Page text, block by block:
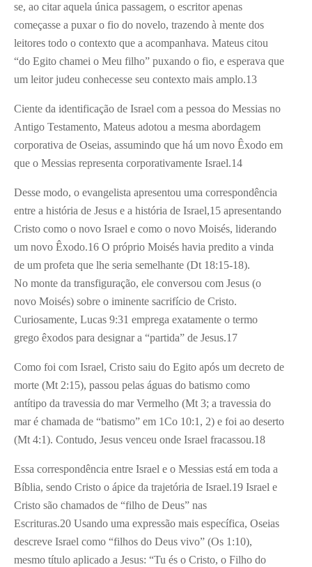
se, ao citar aquela única passagem, o escritor apenas
começasse a puxar o fio do novelo, trazendo à mente dos
leitores todo o contexto que a acompanhava. Mateus citou
“do Egito chamei o Meu filho” puxando o fio, e esperava que
um leitor judeu conhecesse seu contexto mais amplo.13
Ciente da identificação de Israel com a pessoa do Messias no
Antigo Testamento, Mateus adotou a mesma abordagem
corporativa de Oseias, assumindo que há um novo Êxodo em
que o Messias representa corporativamente Israel.14
Desse modo, o evangelista apresentou uma correspondência
entre a história de Jesus e a história de Israel,15 apresentando
Cristo como o novo Israel e como o novo Moisés, liderando
um novo Êxodo.16 O próprio Moisés havia predito a vinda
de um profeta que lhe seria semelhante (Dt 18:15-18).
No monte da transfiguração, ele conversou com Jesus (o
novo Moisés) sobre o iminente sacrifício de Cristo.
Curiosamente, Lucas 9:31 emprega exatamente o termo
grego êxodos para designar a “partida” de Jesus.17
Como foi com Israel, Cristo saiu do Egito após um decreto de
morte (Mt 2:15), passou pelas águas do batismo como
antítipo da travessia do mar Vermelho (Mt 3; a travessia do
mar é chamada de “batismo” em 1Co 10:1, 2) e foi ao deserto
(Mt 4:1). Contudo, Jesus venceu onde Israel fracassou.18
Essa correspondência entre Israel e o Messias está em toda a
Bíblia, sendo Cristo o ápice da trajetória de Israel.19 Israel e
Cristo são chamados de “filho de Deus” nas
Escrituras.20 Usando uma expressão mais específica, Oseias
descreve Israel como “filhos do Deus vivo” (Os 1:10),
mesmo título aplicado a Jesus: “Tu és o Cristo, o Filho do